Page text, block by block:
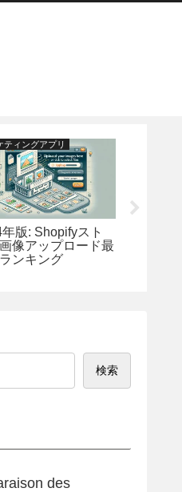
ティングアプリ
版: Shopifyスト
像アップロード最
ンキング
検索
des